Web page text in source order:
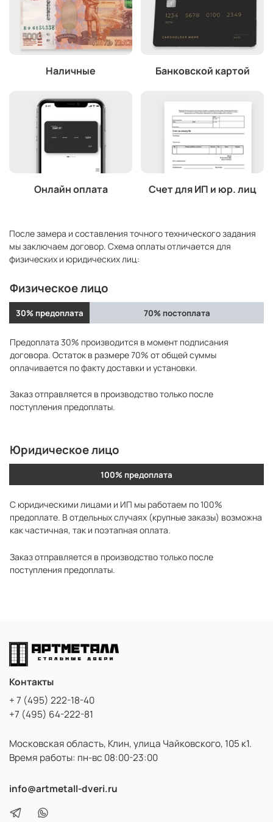
Наличные Банковской картой
Онлайн оплата Счет для ИП и юр. лиц
После замера и составления точного технического задания
мы заключаем договор. Схема оплаты отличается для
физических и юридических лиц:
Физическое лицо
30% предоплата 70% постоплата
Предоплата 30% производится в момент подписания
договора. Остаток в размере 70% от общей суммы
оплачивается по факту доставки и установки.
Заказ отправляется в производство только после
поступления предоплаты.
Юридическое лицо
100% предоплата
С юридическими лицами и ИП мы работаем по 100%
предоплате. В отдельных случаях (крупные заказы) возможна
как частичная, так и поэтапная оплата.
Заказ отправляется в производство только после
поступления предоплаты.
Контакты
+ 7 (495) 222-18-40
+7 (495) 64-222-81
Московская область, Клин, улица Чайковского, 105 к1.
Время работы: пн-вс 08:00-23:00
info@artmetall-dveri.ru